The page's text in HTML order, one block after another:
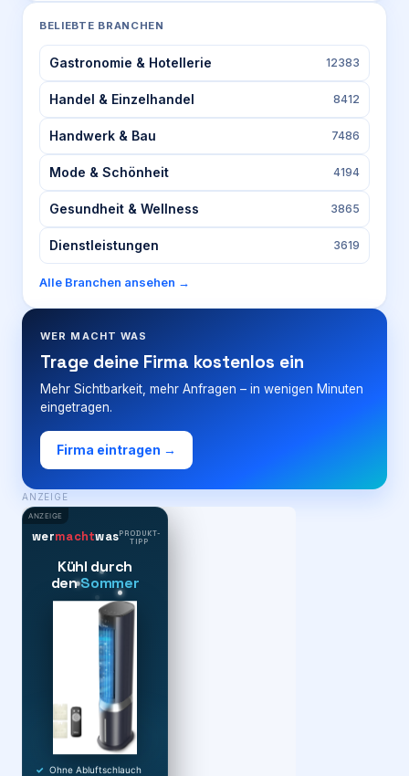
BELIEBTE BRANCHEN
Gastronomie & Hotellerie 12383
Handel & Einzelhandel 8412
Handwerk & Bau 7486
Mode & Schönheit 4194
Gesundheit & Wellness 3865
Dienstleistungen 3619
Alle Branchen ansehen →
WER MACHT WAS
Trage deine Firma kostenlos ein
Mehr Sichtbarkeit, mehr Anfragen – in wenigen Minuten
eingetragen.
Firma eintragen →
ANZEIGE
ANZEIGE
wermachtwasPRODUKT-
TIPP
Kühl durch
denSommer
Ohne Abluftschlauch